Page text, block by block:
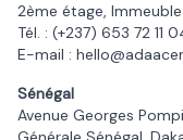
2ème étage,
Tél. : (+237) 653 72 11
E-mail :
Sénégal
Avenue Georges